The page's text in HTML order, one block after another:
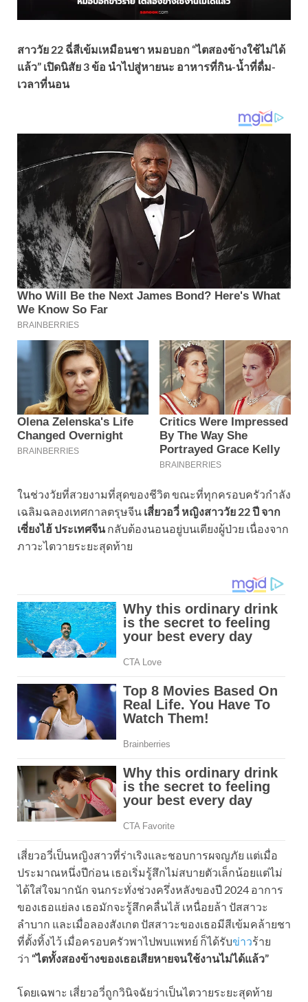
สาววัย 22 ฉี่สีเข้มเหมือนชา หมอบอก “ไตสองข้างใช้ไม่ได้
แล้ว” เปิดนิสัย 3 ข้อ นำไปสู่หายนะ อาหารที่กิน-น้ำที่ดื่ม-
เวลาที่นอน
ในช่วงวัยที่สวยงามที่สุดของชีวิต ขณะที่ทุกครอบครัวกำลัง
เฉลิมฉลองเทศกาลตรุษจีน เสี่ยวอวี่ หญิงสาววัย 22 ปี จาก
เซี่ยงไฮ้ ประเทศจีนกลับต้องนอนอยู่บนเตียงผู้ป่วย เนื่องจาก
ภาวะไตวายระยะสุดท้าย
เสี่ยวอวี่เป็นหญิงสาวที่ร่าเริงและชอบการผจญภัย แต่เมื่อ
ประมาณหนึ่งปีก่อน เธอเริ่มรู้สึกไม่สบายตัวเล็กน้อยแต่ไม่
ได้ใส่ใจมากนัก จนกระทั่งช่วงครึ่งหลังของปี 2024 อาการ
ของเธอแย่ลง เธอมักจะรู้สึกคลื่นไส้ เหนื่อยล้า ปัสสาวะ
ลำบาก และเมื่อลองสังเกต ปัสสาวะของเธอมีสีเข้มคล้ายชา
ที่ตั้งทิ้งไว้ เมื่อครอบครัวพาไปพบแพทย์ ก็ได้รับข่าวร้าย
ว่า “ไตทั้งสองข้างของเธอเสียหายจนใช้งานไม่ได้แล้ว”
โดยเฉพาะ เสี่ยวอวี่ถูกวินิจฉัยว่าเป็นไตวายระยะสุดท้าย